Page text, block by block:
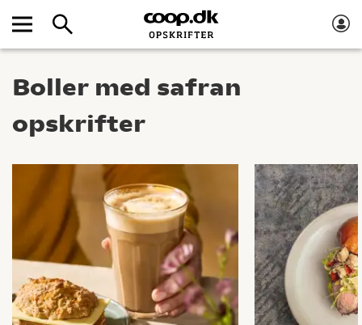
Boller med safran
opskrifter